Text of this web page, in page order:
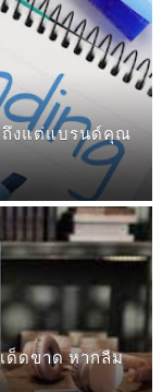
งแต่แบรนด์คุณ
ด็ดขาด หากลืม